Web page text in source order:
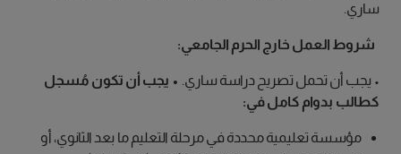
ساري.
شروط العمل خارج الحرم الجامعي:
• يجب أن تحمل تصريح دراسة ساري. • يجب أن تكون مُسجل
كطالب بدوام كامل في:
مؤسسة تعليمية محددة في مرحلة التعليم ما بعد الثانوي، أو